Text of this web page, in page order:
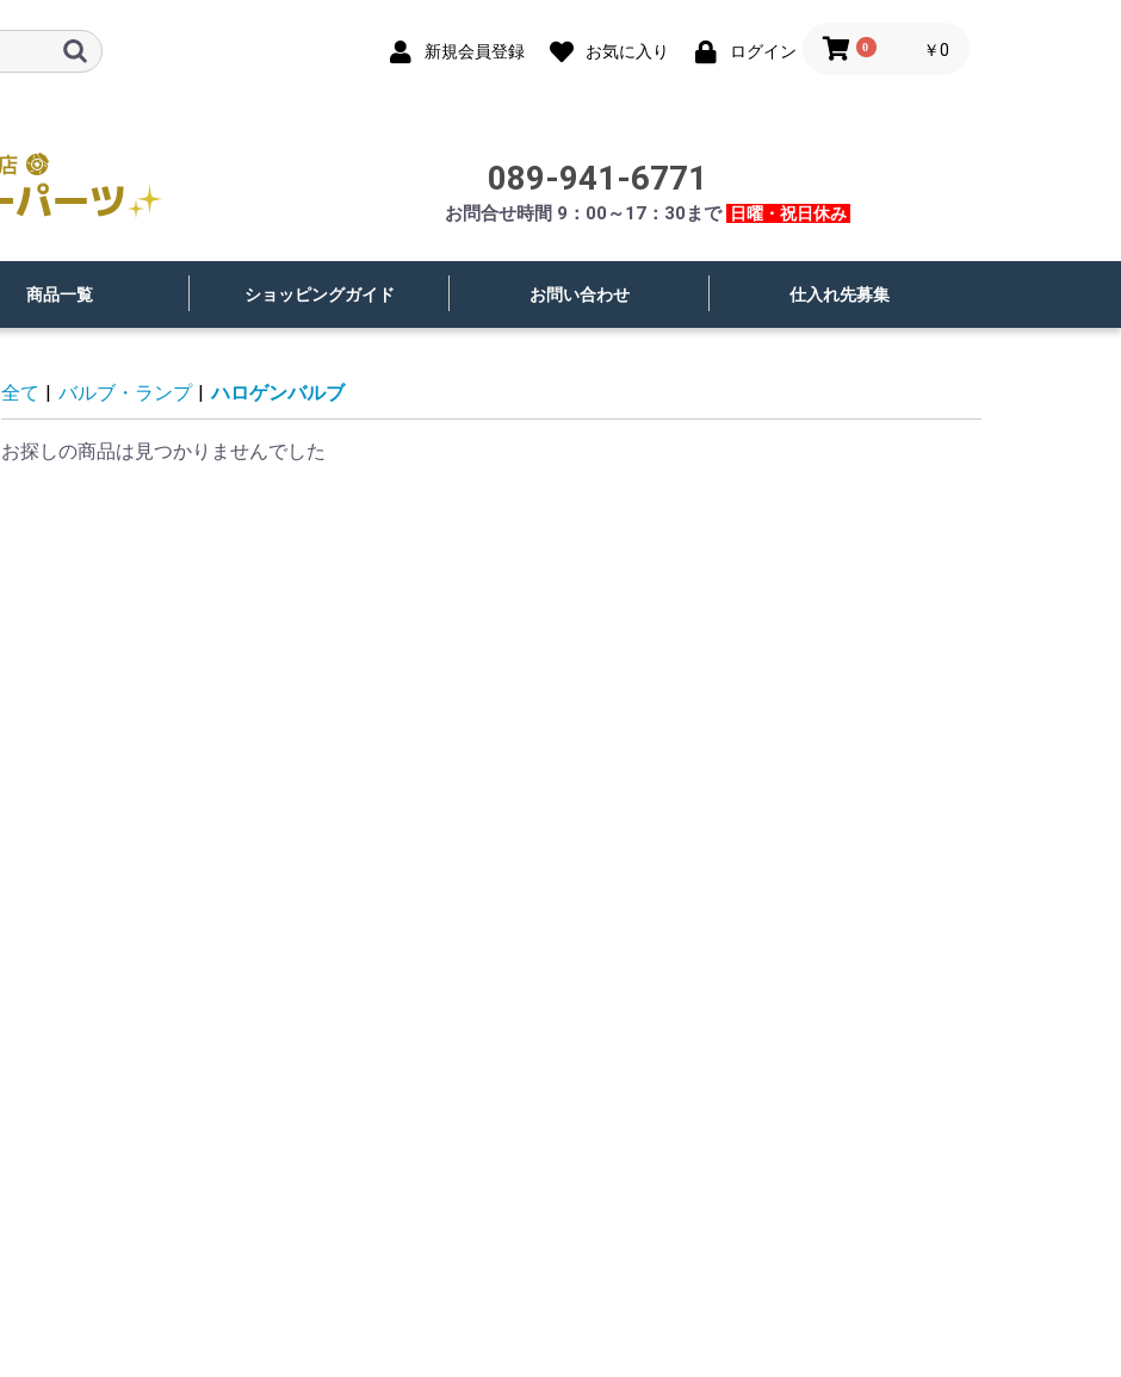
新規会員登録 お気に入り ログイン 0 ￥0
089-941-6771
お問合せ時間 9：00～17：30まで 日曜・祝日休み
商品一覧 ショッピングガイド お問い合わせ 仕入れ先募集
全て バルブ・ランプ ハロゲンバルブ
お探しの商品は見つかりませんでした